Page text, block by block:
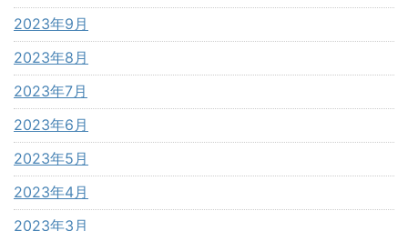
2023年9月
2023年8月
2023年7月
2023年6月
2023年5月
2023年4月
2023年3月